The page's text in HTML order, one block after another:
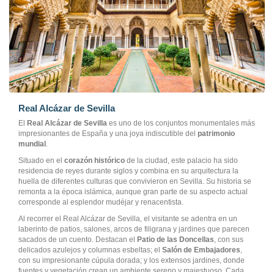
Real Alcázar de Sevilla
El Real Alcázar de Sevilla es uno de los conjuntos monumentales más
impresionantes de España y una joya indiscutible del patrimonio
mundial .
Situado en el corazón histórico de la ciudad, este palacio ha sido
residencia de reyes durante siglos y combina en su arquitectura la
huella de diferentes culturas que convivieron en Sevilla. Su historia se
remonta a la época islámica, aunque gran parte de su aspecto actual
corresponde al esplendor mudéjar y renacentista.
Al recorrer el Real Alcázar de Sevilla, el visitante se adentra en un
laberinto de patios, salones, arcos de filigrana y jardines que parecen
sacados de un cuento. Destacan el
Patio de las Doncellas, con sus
delicados azulejos y columnas esbeltas; el Salón de Embajadores,
con su impresionante cúpula dorada; y los extensos jardines, donde